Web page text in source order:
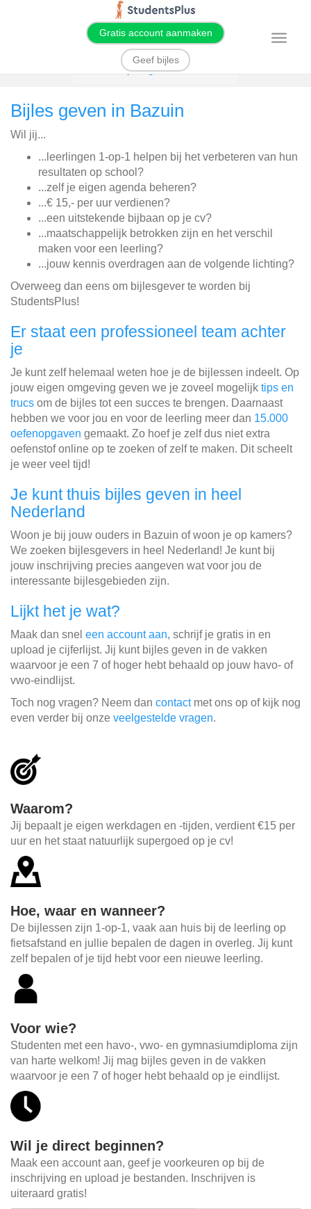
Gratis account aanmaken
Geef bijles
T
l
t
Bijles geven
Bijles geven in Bazuin
Wil jij...
...leerlingen 1-op-1 helpen bij het verbeteren van hun
resultaten op school?
...zelf je eigen agenda beheren?
...€ 15,- per uur verdienen?
...een uitstekende bijbaan op je cv?
...maatschappelijk betrokken zijn en het verschil
maken voor een leerling?
...jouw kennis overdragen aan de volgende lichting?
Overweeg dan eens om bijlesgever te worden bij
StudentsPlus!
Er staat een professioneel team achter
je
Je kunt zelf helemaal weten hoe je de bijlessen indeelt. Op
jouw eigen omgeving geven we je zoveel mogelijk tips en
trucs om de bijles tot een succes te brengen. Daarnaast
hebben we voor jou en voor de leerling meer dan 15.000
oefenopgaven gemaakt. Zo hoef je zelf dus niet extra
oefenstof online op te zoeken of zelf te maken. Dit scheelt
je weer veel tijd!
Je kunt thuis bijles geven in heel
Nederland
Woon je bij jouw ouders in Bazuin of woon je op kamers?
We zoeken bijlesgevers in heel Nederland! Je kunt bij
jouw inschrijving precies aangeven wat voor jou de
interessante bijlesgebieden zijn.
Lijkt het je wat?
Maak dan snel een account aan, schrijf je gratis in en
upload je cijferlijst. Jij kunt bijles geven in de vakken
waarvoor je een 7 of hoger hebt behaald op jouw havo- of
vwo-eindlijst.
Toch nog vragen? Neem dan contactmet ons op of kijk nog
even verder bij onze veelgestelde vragen.
Waarom?
Jij bepaalt je eigen werkdagen en -tijden, verdient €15 per
uur en het staat natuurlijk supergoed op je cv!
Hoe, waar en wanneer?
De bijlessen zijn 1-op-1, vaak aan huis bij de leerling op
fietsafstand en jullie bepalen de dagen in overleg. Jij kunt
zelf bepalen of je tijd hebt voor een nieuwe leerling.
Voor wie?
Studenten met een havo-, vwo- en gymnasiumdiploma zijn
van harte welkom! Jij mag bijles geven in de vakken
waarvoor je een 7 of hoger hebt behaald op je eindlijst.
Wil je direct beginnen?
Maak een account aan, geef je voorkeuren op bij de
inschrijving en upload je bestanden. Inschrijven is
uiteraard gratis!